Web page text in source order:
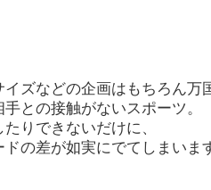
ズなどの企画はもちろん万
との接触がないスポーツ。
りできないだけに、
ドの差が如実にでてしまい